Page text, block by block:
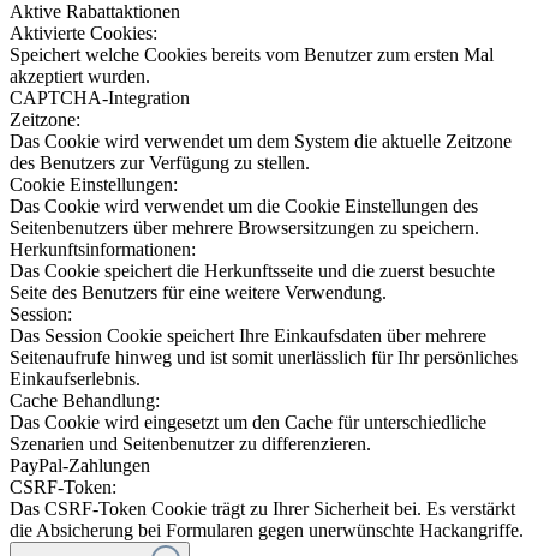
Aktive Rabattaktionen
Aktivierte Cookies:
Speichert welche Cookies bereits vom Benutzer zum ersten Mal
akzeptiert wurden.
CAPTCHA-Integration
Zeitzone:
Das Cookie wird verwendet um dem System die aktuelle Zeitzone
des Benutzers zur Verfügung zu stellen.
Cookie Einstellungen:
Das Cookie wird verwendet um die Cookie Einstellungen des
Seitenbenutzers über mehrere Browsersitzungen zu speichern.
Herkunftsinformationen:
Das Cookie speichert die Herkunftsseite und die zuerst besuchte
Seite des Benutzers für eine weitere Verwendung.
Session:
Das Session Cookie speichert Ihre Einkaufsdaten über mehrere
Seitenaufrufe hinweg und ist somit unerlässlich für Ihr persönliches
Einkaufserlebnis.
Cache Behandlung:
Das Cookie wird eingesetzt um den Cache für unterschiedliche
Szenarien und Seitenbenutzer zu differenzieren.
PayPal-Zahlungen
CSRF-Token:
Das CSRF-Token Cookie trägt zu Ihrer Sicherheit bei. Es verstärkt
die Absicherung bei Formularen gegen unerwünschte Hackangriffe.